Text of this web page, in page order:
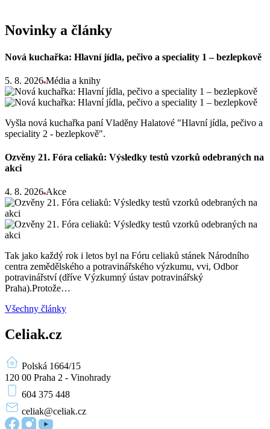
Novinky a články
Nová kuchařka: Hlavní jídla, pečivo a speciality 1 – bezlepkově
5. 8. 2026 Média a knihy
Vyšla nová kuchařka paní Vladěny Halatové "Hlavní jídla, pečivo a
speciality 2 - bezlepkově".
Ozvěny 21. Fóra celiaků: Výsledky testů vzorků odebraných na
akci
4. 8. 2026 Akce
Tak jako každý rok i letos byl na Fóru celiaků stánek Národního
centra zemědělského a potravinářského výzkumu, vvi, Odbor
potravinářství (dříve Výzkumný ústav potravinářský
Praha).Protože…
Všechny články
Celiak.cz
Polská 1664/15
120 00 Praha 2 - Vinohrady
604 375 448
celiak@celiak.cz